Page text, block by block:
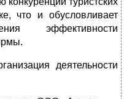
что и обусловливает
эффективности
деятельности